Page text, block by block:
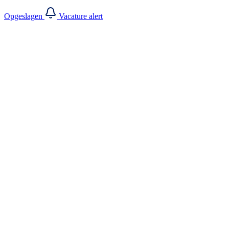
Opgeslagen Vacature alert